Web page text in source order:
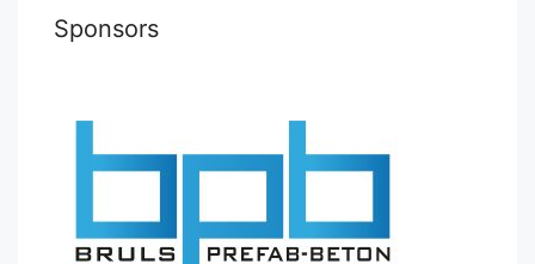
Sponsors